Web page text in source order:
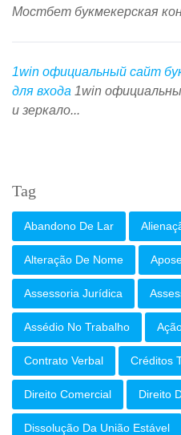
Мостбет букмекерская
1win официальный сайт
для входа 1win
и зеркало...
Tag
Abandono De Lar
Alteração De Nome
Assessoria Jurídica
Assédio No Trabalho
Contrato Verbal Créditos
Direito Comercial Direito
Dissolução Da União Estável